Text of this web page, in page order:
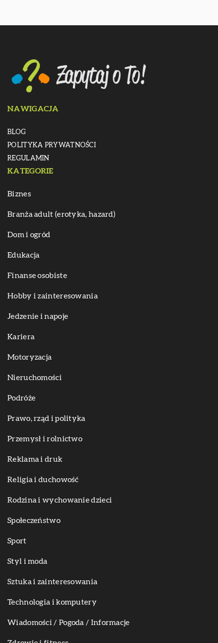
NAWIGACJA
BLOG
POLITYKA PRYWATNOŚCI
REGULAMIN
KATEGORIE
Biznes
Branża adult (erotyka, hazard)
Dom i ogród
Edukacja
Finanse osobiste
Hobby i zainteresowania
Jedzenie i napoje
Kariera
Motoryzacja
Nieruchomości
Podróże
Prawo, rząd i polityka
Przemysł i rolnictwo
Reklama i druk
Religia i duchowość
Rodzina i wychowanie dzieci
Społeczeństwo
Sport
Styl i moda
Sztuka i zainteresowania
Technologia i komputery
Wiadomości / Pogoda / Informacje